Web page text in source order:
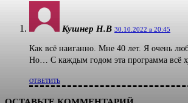
Кушнер Н.В 30.10.2022 в 20:45
Как всё наиганно. Мне 40 лет. Я очень
Но… С каждым годом эта программа всё
ОТВЕТИТЬ